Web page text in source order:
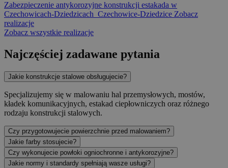
Zabezpieczenie antykorozyjne konstrukcji estakada w
Czechowicach-Dziedzicach Czechowice-Dziedzice Zobacz
realizacje
Zobacz wszystkie realizacje
Najczęściej zadawane pytania
Jakie konstrukcje stalowe obsługujecie?
Specjalizujemy się w malowaniu hal przemysłowych, mostów,
kładek komunikacyjnych, estakad ciepłowniczych oraz różnego
rodzaju konstrukcji stalowych.
Czy przygotowujecie powierzchnie przed malowaniem?
Jakie farby stosujecie?
Czy wykonujecie powłoki ogniochronne i antykorozyjne?
Jakie normy i standardy spełniają wasze usługi?